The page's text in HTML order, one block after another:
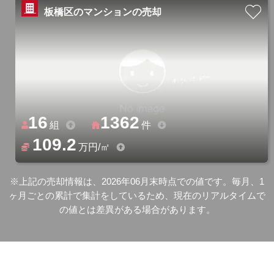
板橋区のマンションの売却
16組 1362件
109.2 万円/㎡
※上記の売却情報は、2026年06月末時点での値です。毎月、1
ヶ月ごとの累計で集計をしているため、現在のリアルタイムで
の値とは差異がある場合があります。